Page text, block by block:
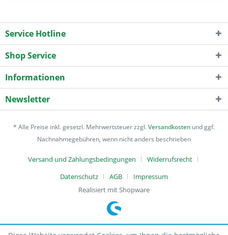
Service Hotline
Shop Service
Informationen
Newsletter
* Alle Preise inkl. gesetzl. Mehrwertsteuer zzgl.Versandkosten und ggf.
Nachnahmegebühren, wenn nicht anders beschrieben
Versand und Zahlungsbedingungen
Widerrufsrecht
Datenschutz
AGB
Impressum
Realisiert mit Shopware